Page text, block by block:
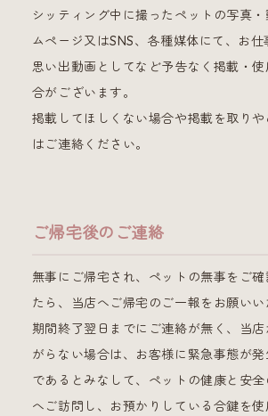
シッティング中に撮ったペットの写真
ムページ又はSNS、各種媒体にて、お
思い出動画としてなど予告なく掲載・
合がございます。
掲載してほしくない場合や掲載を取り
はご連絡ください。
ご帰宅後のご連絡
無事にご帰宅され、ペットの無事をご
たら、当店へご帰宅のご一報をお願いい
期間終了翌日までにご連絡が無く、当
がらない場合は、お客様に緊急事態が
であるとみなして、ペットの健康と安
へご訪問し、お預かりしている合鍵を